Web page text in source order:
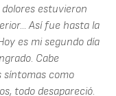
estuvieron
Así fue hasta la
es mi segundo día
Cabe
síntomas como
todo desapareció.